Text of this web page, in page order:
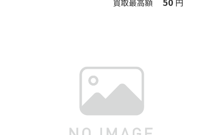
買取最高額 円